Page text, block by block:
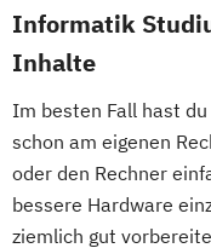
Digital
Digitale
E-Beratung in
E-Commerce
Engineering
Informatik
Inhalte
Im besten Fall hast
schon am eigenen
oder den Rechner
bessere Hardware
ziemlich gut